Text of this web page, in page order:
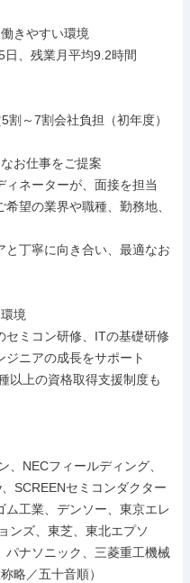
きやすい環境
日、残業月平均9.2時間
～7割会社負担（初年度）
お仕事をご提案
ィネーターが、面接を担当
望の業界や職種、勤務地、
と丁寧に向き合い、最適なお
境
セミコン研修、ITの基礎研修
ジニアの成長をサポート
以上の資格取得支援制度も
、NECフィールディング、
SCREENセミコンダクター
ム工業、デンソー、東京エレ
ンズ、東芝、東北エプソ
パナソニック、三菱重工機械
略／五十音順）